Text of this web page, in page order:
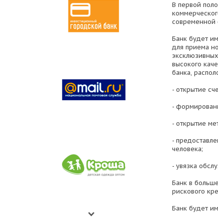
В первой
современной
Банк будет
для приема
высокого
банка,
- открытие
-
- открытие
-
человека;
- увязка
Банк в
рискового
Банк будет